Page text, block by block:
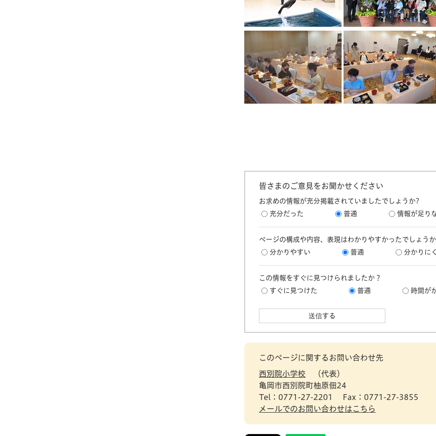
皆さまのご意見をお聞かせください
お求めの情報が充分掲載されていましたでしょうか?
充分だった
普通 情報が足り
ページの構成や内容、表現はわかりやすかったでしょう
分かりやすい
普通 分かりに
この情報をすぐに見つけられましたか？
すぐに見つけた
普通 時間が
このページに関するお問い合わせ先
西別院小学校
代表
亀岡市西別院町柚原佃24
Tel：0771-27-2201
Fax：0771-27-3855
メールでのお問い合わせはこちら